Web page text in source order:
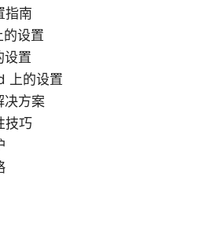
指南
设置
设置
上的设置
决方案
技巧